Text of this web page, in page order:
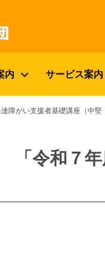
内 サービス案内
障がい支援者基礎講座（中
「令和７